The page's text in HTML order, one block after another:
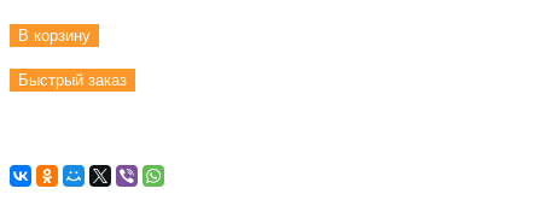
В корзину
Быстрый заказ